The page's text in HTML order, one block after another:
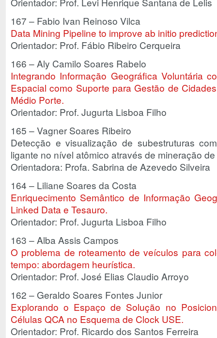
167 – Fabio Ivan Reinoso Vilca
Data Mining Pipeline to improve ab initio
Orientador: Prof. Fábio Ribeiro Cerqueira
166 – Aly Camilo Soares Rabelo
Integrando Informação Geográfica Voluntária
Espacial como Suporte para Gestão de
Médio Porte.
Orientador: Prof. Jugurta Lisboa Filho
165 – Vagner Soares Ribeiro
Detecção e visualização de subestruturas
ligante no nível atômico através de mineração
Orientadora: Profa. Sabrina de Azevedo Silveira
164 – Liliane Soares da Costa
Enriquecimento Semântico de Informação
Linked Data e Tesauro.
Orientador: Prof. Jugurta Lisboa Filho
163 – Alba Assis Campos
O problema de roteamento de veículos para
tempo: abordagem heurística.
Orientador: Prof. José Elias Claudio Arroyo
162 – Geraldo Soares Fontes Junior
Explorando o Espaço de Solução no
Células QCA no Esquema de Clock USE.
Orientador: Prof. Ricardo dos Santos Ferreira